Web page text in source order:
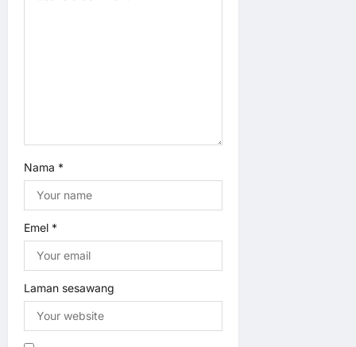
n
Nama *
Emel *
Laman sesawang